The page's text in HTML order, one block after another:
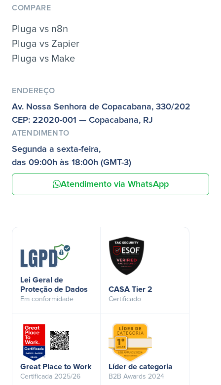
COMPARE
Pluga vs n8n
Pluga vs Zapier
Pluga vs Make
ENDEREÇO
Av. Nossa Senhora de Copacabana, 330/202
CEP: 22020-001 — Copacabana, RJ
ATENDIMENTO
Segunda a sexta-feira,
das 09:00h às 18:00h (GMT-3)
Atendimento via WhatsApp
Lei Geral de
Proteção de Dados
Em conformidade
CASA Tier 2
Certificado
Great Place to Work
Certificada 2025/26
Líder de categoria
B2B Awards 2024